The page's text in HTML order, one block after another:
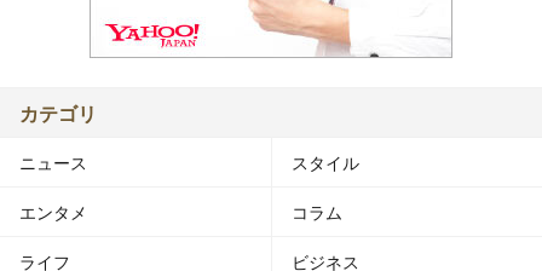
カテゴリ
ニュース スタイル
エンタメ コラム
ライフ ビジネス